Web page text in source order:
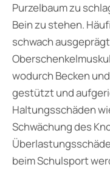
Purzelbaum zu
Bein zu stehen.
schwach
wodurch Becken
gestützt und
Haltungsschäden
Schwächung des
beim Schulsport